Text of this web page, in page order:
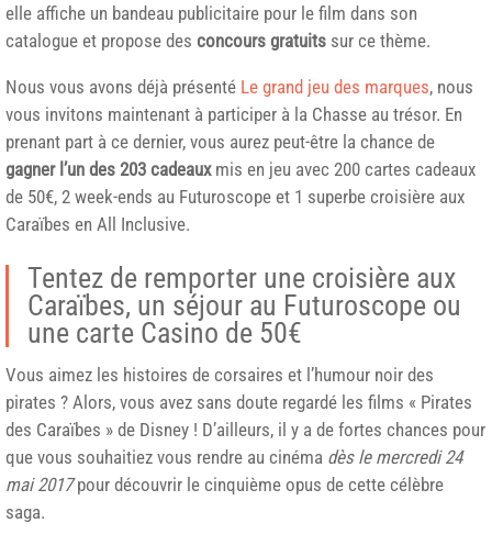
elle affiche un bandeau publicitaire pour le film dans son
catalogue et propose des concours gratuits sur ce thème.
Nous vous avons déjà présenté Le grand jeu des marques, nous
vous invitons maintenant à participer à la Chasse au trésor. En
prenant part à ce dernier, vous aurez peut-être la chance de
gagner l’un des 203 cadeauxmis en jeu avec 200 cartes cadeaux
de 50€, 2 week-ends au Futuroscope et 1 superbe croisière aux
Caraïbes en All Inclusive.
Tentez de remporter une croisière aux
Caraïbes, un séjour au Futuroscope ou
une carte Casino de 50€
Vous aimez les histoires de corsaires et l’humour noir des
pirates ? Alors, vous avez sans doute regardé les films « Pirates
des Caraïbes » de Disney ! D’ailleurs, il y a de fortes chances pour
que vous souhaitiez vous rendre au cinéma dès le mercredi 24
mai 2017pour découvrir le cinquième opus de cette célèbre
saga.